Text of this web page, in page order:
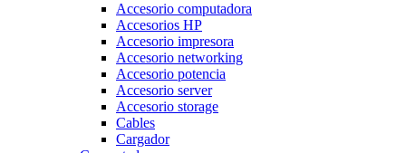
Accesorio computadora
Accesorios HP
Accesorio impresora
Accesorio networking
Accesorio potencia
Accesorio server
Accesorio storage
Cables
Cargador